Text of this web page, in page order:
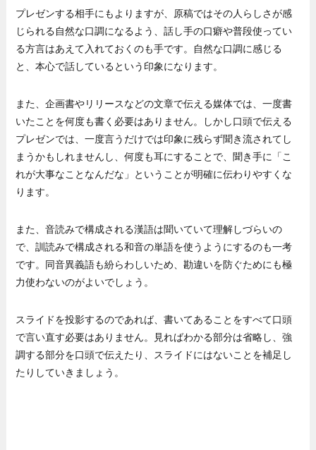
プレゼンする相手にもよりますが、原稿ではその人らしさが感
じられる自然な口調になるよう、話し手の口癖や普段使ってい
る方言はあえて入れておくのも手です。自然な口調に感じる
と、本心で話しているという印象になります。
また、企画書やリリースなどの文章で伝える媒体では、一度書
いたことを何度も書く必要はありません。しかし口頭で伝える
プレゼンでは、一度言うだけでは印象に残らず聞き流されてし
まうかもしれませんし、何度も耳にすることで、聞き手に「こ
れが大事なことなんだな」ということが明確に伝わりやすくな
ります。
また、音読みで構成される漢語は聞いていて理解しづらいの
で、訓読みで構成される和音の単語を使うようにするのも一考
です。同音異義語も紛らわしいため、勘違いを防ぐためにも極
力使わないのがよいでしょう。
スライドを投影するのであれば、書いてあることをすべて口頭
で言い直す必要はありません。見ればわかる部分は省略し、強
調する部分を口頭で伝えたり、スライドにはないことを補足し
たりしていきましょう。